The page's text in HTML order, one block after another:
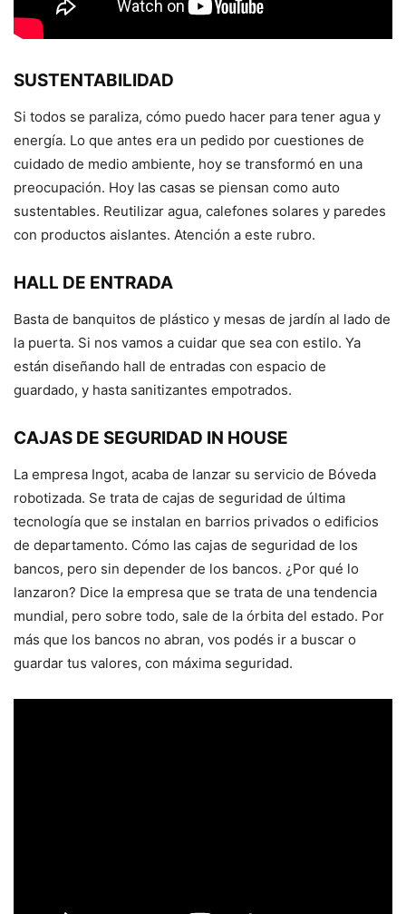
SUSTENTABILIDAD
Si todos se paraliza, cómo puedo hacer para tener agua y
energía. Lo que antes era un pedido por cuestiones de
cuidado de medio ambiente, hoy se transformó en una
preocupación. Hoy las casas se piensan como auto
sustentables. Reutilizar agua, calefones solares y paredes
con productos aislantes. Atención a este rubro.
HALL DE ENTRADA
Basta de banquitos de plástico y mesas de jardín al lado de
la puerta. Si nos vamos a cuidar que sea con estilo. Ya
están diseñando hall de entradas con espacio de
guardado, y hasta sanitizantes empotrados.
CAJAS DE SEGURIDAD IN HOUSE
La empresa Ingot, acaba de lanzar su servicio de Bóveda
robotizada. Se trata de cajas de seguridad de última
tecnología que se instalan en barrios privados o edificios
de departamento. Cómo las cajas de seguridad de los
bancos, pero sin depender de los bancos. ¿Por qué lo
lanzaron? Dice la empresa que se trata de una tendencia
mundial, pero sobre todo, sale de la órbita del estado. Por
más que los bancos no abran, vos podés ir a buscar o
guardar tus valores, con máxima seguridad.